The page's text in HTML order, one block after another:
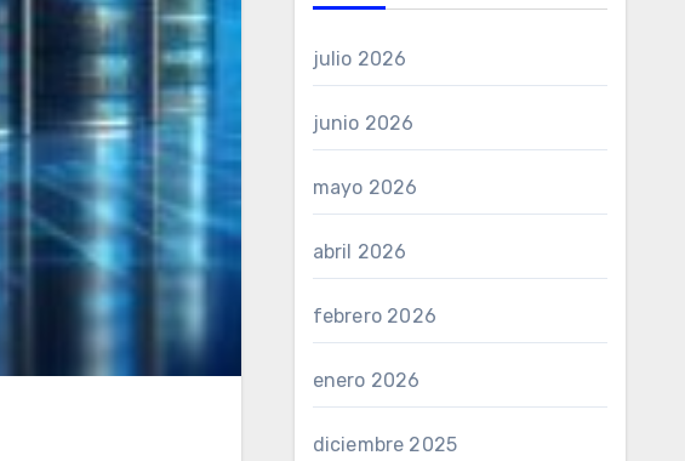
julio 2026
junio 2026
mayo 2026
abril 2026
febrero 2026
enero 2026
diciembre 2025